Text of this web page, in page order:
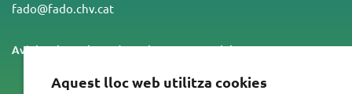
fado@fado.chv.cat
Avís legal Politica de cookies Accessibilitat
Integrants
Aquest lloc web utilitza cookies